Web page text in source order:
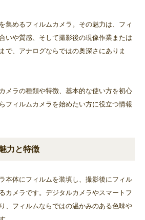
集めるフィルムカメラ。その魅力は、フィ
いや質感、そして撮影後の現像作業または
で、アナログならではの奥深さにありま
メラの種類や特徴、基本的な使い方を初心
フィルムカメラを始めたい方に役立つ情報
力と特徴
本体にフィルムを装填し、撮影後にフィル
カメラです。デジタルカメラやスマートフ
、フィルムならではの温かみのある色味や